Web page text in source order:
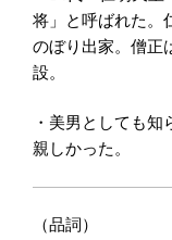
将」と呼ばれた。
のぼり出家。僧正
設。
・美男としても知
親しかった。
（品詞）